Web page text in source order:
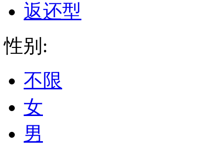
返还型
性别:
不限
女
男